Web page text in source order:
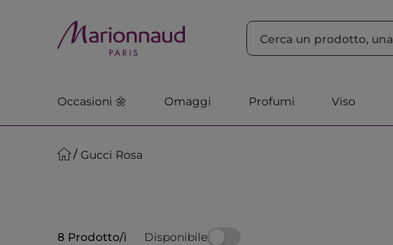
Occasioni 🌼 Omaggi Profumi Viso
Gucci Rosa
8 Prodotto/i Disponibile